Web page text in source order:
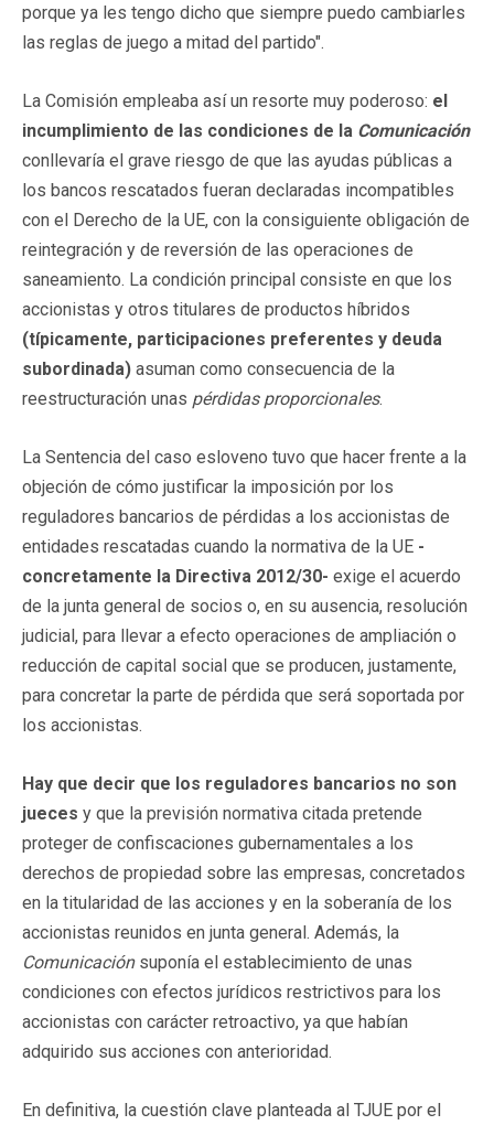
porque ya les tengo dicho que siempre puedo cambiarles
las reglas de juego a mitad del partido".
La Comisión empleaba así un resorte muy poderoso: el
incumplimiento de las condiciones de la Comunicación
conllevaría el grave riesgo de que las ayudas públicas a
los bancos rescatados fueran declaradas incompatibles
con el Derecho de la UE, con la consiguiente obligación de
reintegración y de reversión de las operaciones de
saneamiento. La condición principal consiste en que los
accionistas y otros titulares de productos híbridos
(típicamente, participaciones preferentes y deuda
subordinada) asuman como consecuencia de la
reestructuración unas pérdidas proporcionales.
La Sentencia del caso esloveno tuvo que hacer frente a la
objeción de cómo justificar la imposición por los
reguladores bancarios de pérdidas a los accionistas de
entidades rescatadas cuando la normativa de la UE -
concretamente la Directiva 2012/30- exige el acuerdo
de la junta general de socios o, en su ausencia, resolución
judicial, para llevar a efecto operaciones de ampliación o
reducción de capital social que se producen, justamente,
para concretar la parte de pérdida que será soportada por
los accionistas.
Hay que decir que los reguladores bancarios no son
jueces y que la previsión normativa citada pretende
proteger de confiscaciones gubernamentales a los
derechos de propiedad sobre las empresas, concretados
en la titularidad de las acciones y en la soberanía de los
accionistas reunidos en junta general. Además, la
Comunicaciónsuponía el establecimiento de unas
condiciones con efectos jurídicos restrictivos para los
accionistas con carácter retroactivo, ya que habían
adquirido sus acciones con anterioridad.
En definitiva, la cuestión clave planteada al TJUE por el